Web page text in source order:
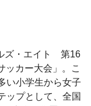
ズ・エイト 第16
ッカー大会」。こ
い小学生から女子
ップとして、全国